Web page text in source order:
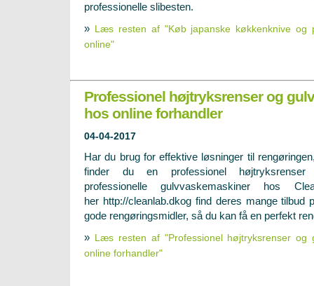
professionelle slibesten.
» Læs resten af "Køb japanske køkkenknive og
online"
Professionel højtryksrenser og
hos online forhandler
04-04-2017
Har du brug for effektive løsninger til
finder du en professionel
professionelle gulvvaskemaskiner hos
her http://cleanlab.dkog find deres mange tilbud
gode rengøringsmidler, så du kan få en perfekt
» Læs resten af "Professionel højtryksrenser og
online forhandler"